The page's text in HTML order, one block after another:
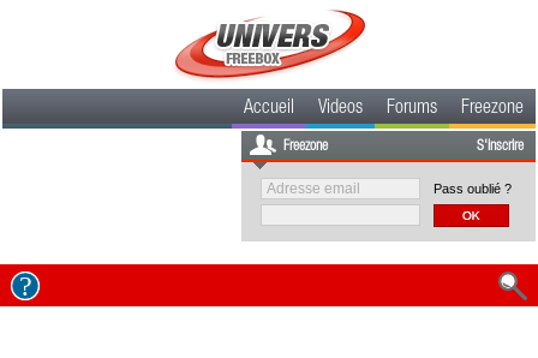
Accueil Videos Forums Freezone
Freezone S'inscrire
Pass oublié ?